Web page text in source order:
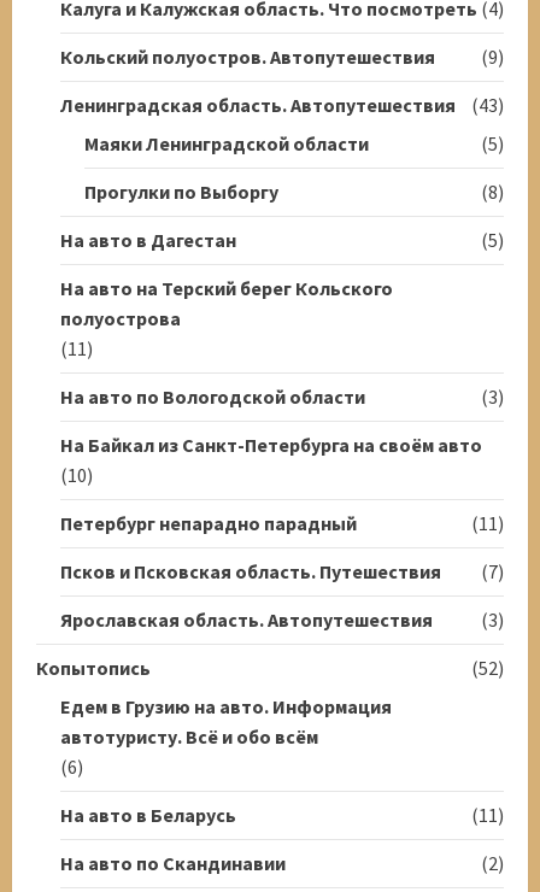
Калуга и Калужская область. Что посмотреть (4)
Кольский полуостров. Автопутешествия
(9)
Ленинградская область. Автопутешествия
(43)
Маяки Ленинградской области
(5)
Прогулки по Выборгу
(8)
На авто в Дагестан
(5)
На авто на Терский берег Кольского
полуострова
(11)
На авто по Вологодской области
(3)
На Байкал из Санкт-Петербурга на своём авто
(10)
Петербург непарадно парадный
(11)
Псков и Псковская область. Путешествия
(7)
Ярославская область. Автопутешествия
(3)
Копытопись
(52)
Едем в Грузию на авто. Информация
автотуристу. Всё и обо всём
(6)
На авто в Беларусь
(11)
На авто по Скандинавии
(2)